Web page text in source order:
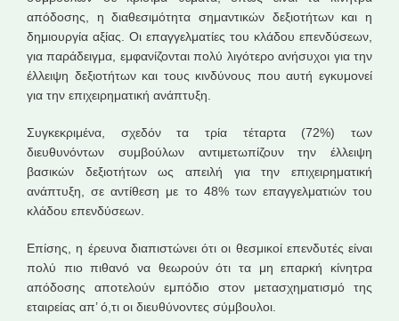
απόδοσης, η διαθεσιμότητα σημαντικών δεξιοτήτων και η
δημιουργία αξίας. Οι επαγγελματίες του κλάδου επενδύσεων,
για παράδειγμα, εμφανίζονται πολύ λιγότερο ανήσυχοι για την
έλλειψη δεξιοτήτων και τους κινδύνους που αυτή εγκυμονεί
για την επιχειρηματική ανάπτυξη.
Συγκεκριμένα, σχεδόν τα τρία τέταρτα (72%) των
διευθυνόντων συμβούλων αντιμετωπίζουν την έλλειψη
βασικών δεξιοτήτων ως απειλή για την επιχειρηματική
ανάπτυξη, σε αντίθεση με το 48% των επαγγελματιών του
κλάδου επενδύσεων.
Επίσης, η έρευνα διαπιστώνει ότι οι θεσμικοί επενδυτές είναι
πολύ πιο πιθανό να θεωρούν ότι τα μη επαρκή κίνητρα
απόδοσης αποτελούν εμπόδιο στον μετασχηματισμό της
εταιρείας απ’ ό,τι οι διευθύνοντες σύμβουλοι.